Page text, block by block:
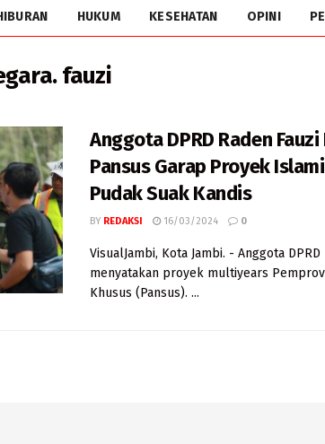
HUKUM KESEHATAN OPINI
fauzi
Anggota DPRD Raden
Pansus Garap Proyek
Pudak Suak Kandis
BY REDAKSI 16/03/2024 0
VisualJambi, Kota Jambi. - Anggota
menyatakan proyek multiyears
Khusus (Pansus). ...